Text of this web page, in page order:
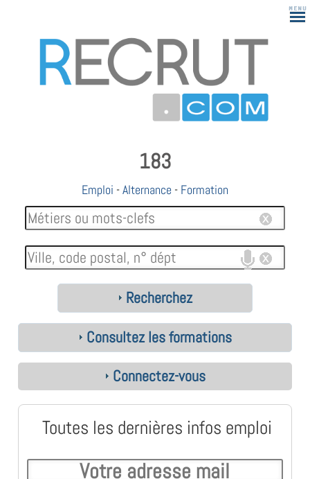
183
Emploi -Alternance - Formation
Recherchez
Consultez les formations
Connectez-vous
Toutes les dernières infos emploi